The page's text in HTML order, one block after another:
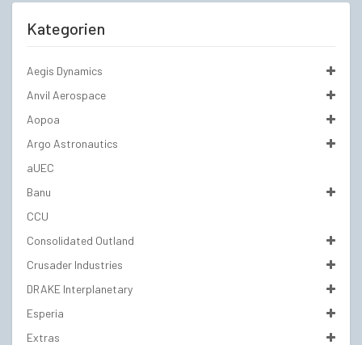
Kategorien
Aegis Dynamics
Anvil Aerospace
Aopoa
Argo Astronautics
aUEC
Banu
CCU
Consolidated Outland
Crusader Industries
DRAKE Interplanetary
Esperia
Extras